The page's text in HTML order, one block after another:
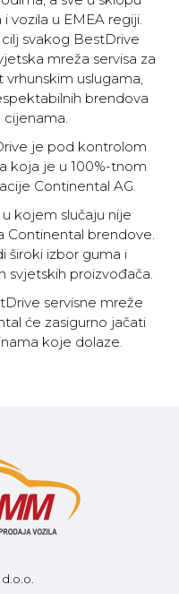
vozila u EMEA regiji.
svakog BestDrive
mreža servisa za
uslugama,
brendova
je pod kontrolom
koja je u 100%-tnom
Continental AG.
kojem slučaju nije
Continental brendove.
široki izbor guma i
svjetskih proizvođača.
servisne mreže
će zasigurno jačati
koje dolaze.